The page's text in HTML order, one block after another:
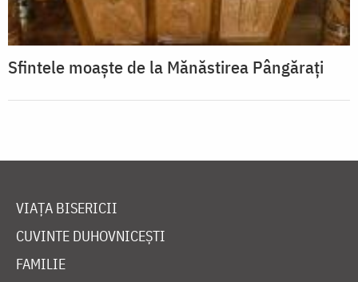
Sfintele moaște de la Mănăstirea Pângărați
VIAȚA BISERICII
CUVINTE DUHOVNICEȘTI
FAMILIE